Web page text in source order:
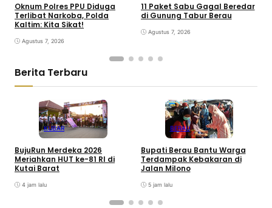
Oknum Polres PPU Diduga
Terlibat Narkoba, Polda
Kaltim: Kita Sikat!
Agustus 7, 2026
11 Paket Sabu Gagal Beredar
di Gunung Tabur Berau
Agustus 7, 2026
Berita Terbaru
KUBAR
BujuRun Merdeka 2026
Meriahkan HUT ke-81 RI di
Kutai Barat
4 jam lalu
BERAU
Bupati Berau Bantu Warga
Terdampak Kebakaran di
Jalan Milono
5 jam lalu